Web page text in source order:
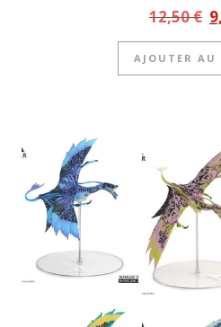
12,50€
AJOUTER AU